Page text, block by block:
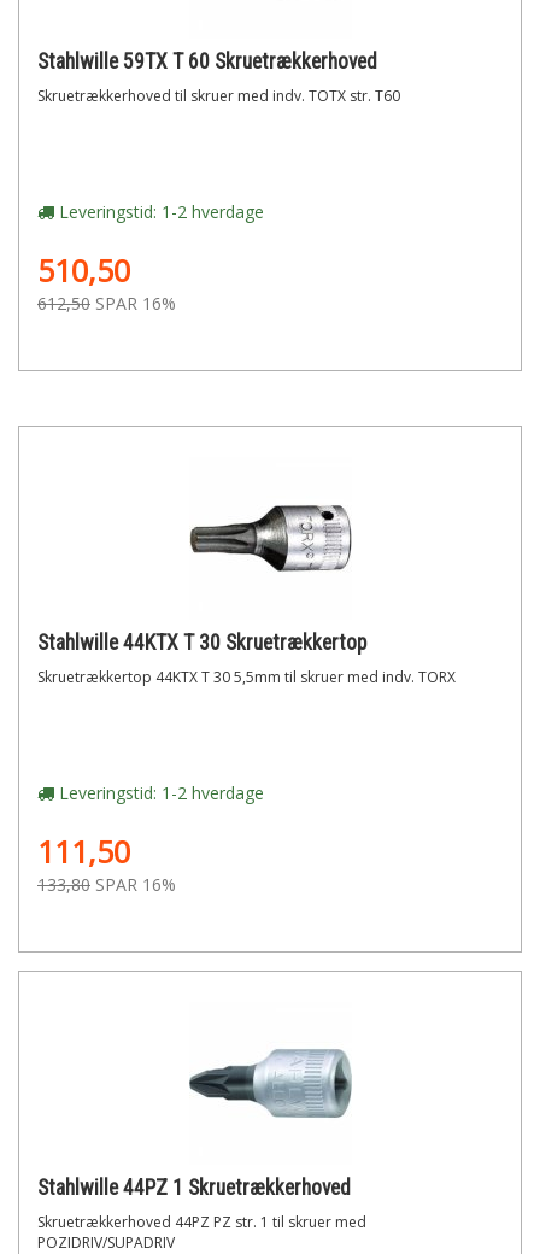
Stahlwille 59TX T 60 Skruetrækkerhoved
Skruetrækkerhoved til skruer med indv. TOTX str. T60
Leveringstid: 1-2 hverdage
510,50
612,50 SPAR 16%
Stahlwille 44KTX T 30 Skruetrækkertop
Skruetrækkertop 44KTX T 30 5,5mm til skruer med indv. TORX
Leveringstid: 1-2 hverdage
111,50
133,80 SPAR 16%
Stahlwille 44PZ 1 Skruetrækkerhoved
Skruetrækkerhoved 44PZ PZ str. 1 til skruer med
POZIDRIV/SUPADRIV